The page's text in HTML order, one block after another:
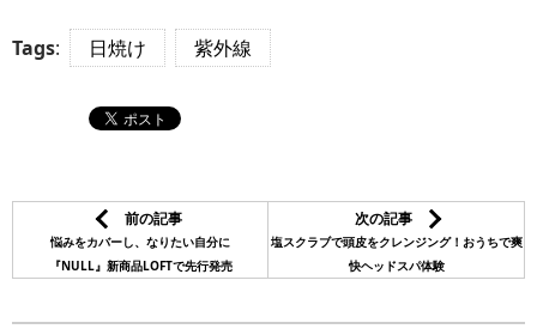
Tags: 日焼け 紫外線
前の記事
悩みをカバーし、なりたい自分に
『NULL』新商品LOFTで先行発売
次の記事
塩スクラブで頭皮をクレンジング！おうちで爽
快ヘッドスパ体験